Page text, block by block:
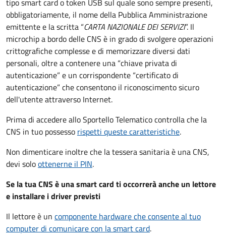
tiposmart cardo token USB sul quale sono sempre presenti,
obbligatoriamente, il nome della Pubblica Amministrazione
emittente e la scritta “CARTA NAZIONALE DEI SERVIZI”. Il
microchip a bordo delle CNS è in grado di svolgere operazioni
crittografiche complesse e di memorizzare diversi dati
personali, oltre a contenere una “chiave privata di
autenticazione” e un corrispondente “certificato di
autenticazione” che consentono il riconoscimento sicuro
dell'utente attraverso Internet.
Prima di accedere allo Sportello Telematico controlla che la
CNS in tuo possesso rispetti queste caratteristiche.
Non dimenticare inoltre che la tessera sanitaria è una CNS,
devi soloottenerne il PIN.
Se la tua CNS è una smart card ti occorrerà anche un lettore
e installare i driver previsti
Il lettore è un componente hardware che consente al tuo
computer di comunicare con la smart card.